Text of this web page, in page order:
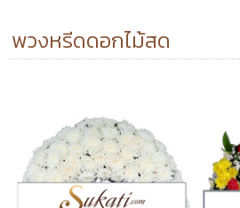
พวงหรีดดอกไม้สด